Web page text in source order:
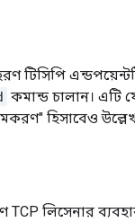
টিসিপি
কমান্ড চালান। এটি
হিসাবেও
লিসেনার